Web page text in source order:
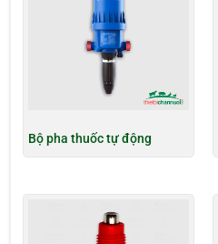
Bộ pha thuốc tự động